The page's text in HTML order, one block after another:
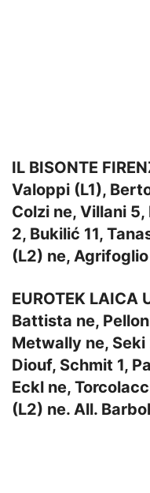
IL BISONTE
Valoppi (L1),
Colzi ne, Villani
2, Bukilić 11,
(L2) ne,
EUROTEK LAICA
Battista ne,
Metwally ne,
Diouf, Schmit 1,
Eckl ne,
(L2) ne. All.